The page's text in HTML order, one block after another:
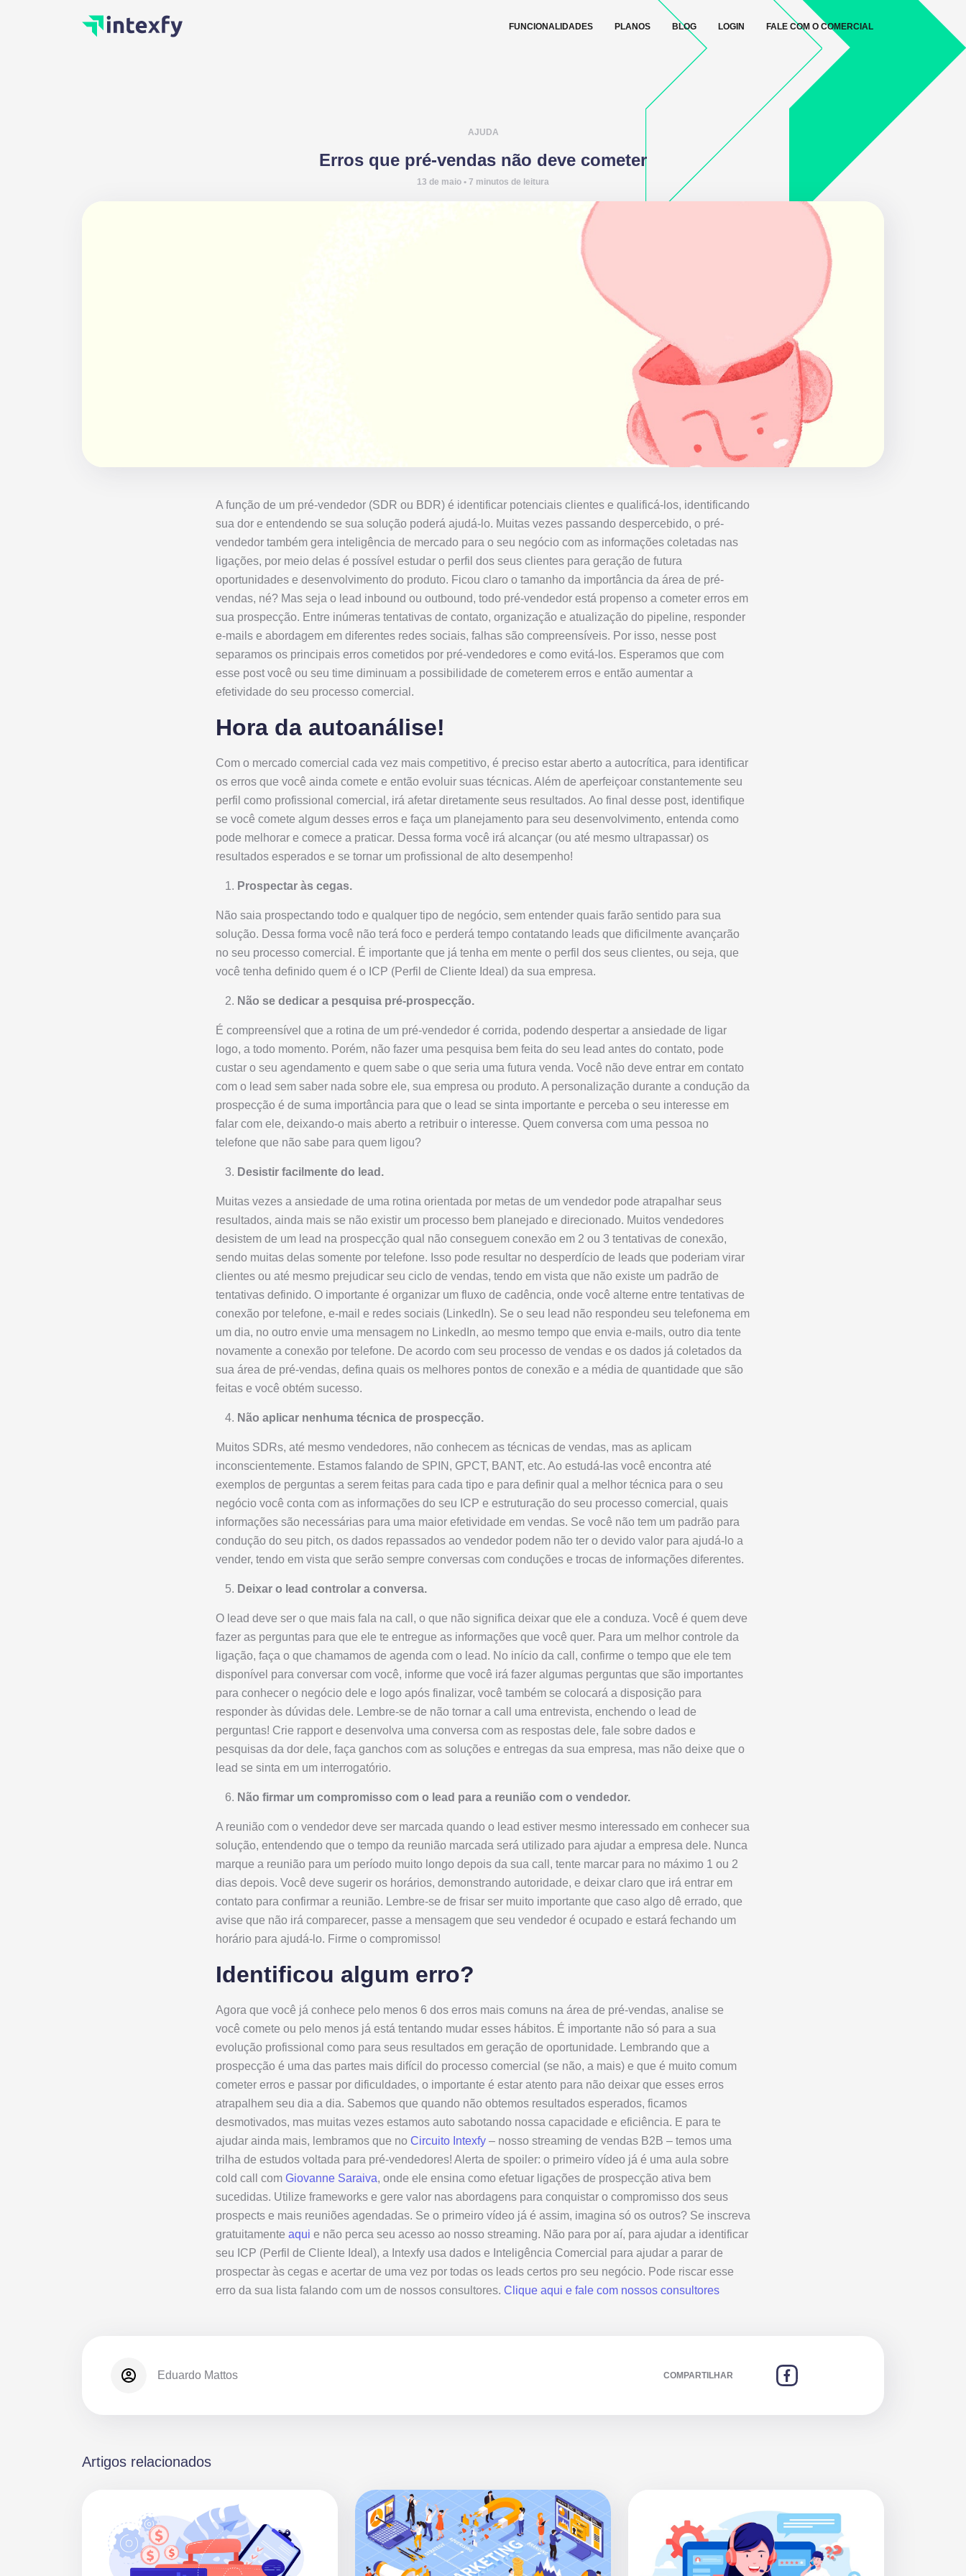
FUNCIONALIDADES PLANOS BLOG LOGIN FALE COM O COMERCIAL
AJUDA
Erros que pré-vendas não deve cometer
13 de maio • 7 minutos de leitura
A função de um pré-vendedor (SDR ou BDR) é identificar potenciais clientes e qualificá-los, identificando
sua dor e entendendo se sua solução poderá ajudá-lo. Muitas vezes passando despercebido, o pré-
vendedor também gera inteligência de mercado para o seu negócio com as informações coletadas nas
ligações, por meio delas é possível estudar o perfil dos seus clientes para geração de futura
oportunidades e desenvolvimento do produto. Ficou claro o tamanho da importância da área de pré-
vendas, né? Mas seja o lead inbound ou outbound, todo pré-vendedor está propenso a cometer erros em
sua prospecção. Entre inúmeras tentativas de contato, organização e atualização do pipeline, responder
e-mails e abordagem em diferentes redes sociais, falhas são compreensíveis. Por isso, nesse post
separamos os principais erros cometidos por pré-vendedores e como evitá-los. Esperamos que com
esse post você ou seu time diminuam a possibilidade de cometerem erros e então aumentar a
efetividade do seu processo comercial.
Hora da autoanálise!
Com o mercado comercial cada vez mais competitivo, é preciso estar aberto a autocrítica, para identificar
os erros que você ainda comete e então evoluir suas técnicas. Além de aperfeiçoar constantemente seu
perfil como profissional comercial, irá afetar diretamente seus resultados. Ao final desse post, identifique
se você comete algum desses erros e faça um planejamento para seu desenvolvimento, entenda como
pode melhorar e comece a praticar. Dessa forma você irá alcançar (ou até mesmo ultrapassar) os
resultados esperados e se tornar um profissional de alto desempenho!
Prospectar às cegas.
Não saia prospectando todo e qualquer tipo de negócio, sem entender quais farão sentido para sua
solução. Dessa forma você não terá foco e perderá tempo contatando leads que dificilmente avançarão
no seu processo comercial. É importante que já tenha em mente o perfil dos seus clientes, ou seja, que
você tenha definido quem é o ICP (Perfil de Cliente Ideal) da sua empresa.
Não se dedicar a pesquisa pré-prospecção.
É compreensível que a rotina de um pré-vendedor é corrida, podendo despertar a ansiedade de ligar
logo, a todo momento. Porém, não fazer uma pesquisa bem feita do seu lead antes do contato, pode
custar o seu agendamento e quem sabe o que seria uma futura venda. Você não deve entrar em contato
com o lead sem saber nada sobre ele, sua empresa ou produto. A personalização durante a condução da
prospecção é de suma importância para que o lead se sinta importante e perceba o seu interesse em
falar com ele, deixando-o mais aberto a retribuir o interesse. Quem conversa com uma pessoa no
telefone que não sabe para quem ligou?
Desistir facilmente do lead.
Muitas vezes a ansiedade de uma rotina orientada por metas de um vendedor pode atrapalhar seus
resultados, ainda mais se não existir um processo bem planejado e direcionado. Muitos vendedores
desistem de um lead na prospecção qual não conseguem conexão em 2 ou 3 tentativas de conexão,
sendo muitas delas somente por telefone. Isso pode resultar no desperdício de leads que poderiam virar
clientes ou até mesmo prejudicar seu ciclo de vendas, tendo em vista que não existe um padrão de
tentativas definido. O importante é organizar um fluxo de cadência, onde você alterne entre tentativas de
conexão por telefone, e-mail e redes sociais (LinkedIn). Se o seu lead não respondeu seu telefonema em
um dia, no outro envie uma mensagem no LinkedIn, ao mesmo tempo que envia e-mails, outro dia tente
novamente a conexão por telefone. De acordo com seu processo de vendas e os dados já coletados da
sua área de pré-vendas, defina quais os melhores pontos de conexão e a média de quantidade que são
feitas e você obtém sucesso.
Não aplicar nenhuma técnica de prospecção.
Muitos SDRs, até mesmo vendedores, não conhecem as técnicas de vendas, mas as aplicam
inconscientemente. Estamos falando de SPIN, GPCT, BANT, etc. Ao estudá-las você encontra até
exemplos de perguntas a serem feitas para cada tipo e para definir qual a melhor técnica para o seu
negócio você conta com as informações do seu ICP e estruturação do seu processo comercial, quais
informações são necessárias para uma maior efetividade em vendas. Se você não tem um padrão para
condução do seu pitch, os dados repassados ao vendedor podem não ter o devido valor para ajudá-lo a
vender, tendo em vista que serão sempre conversas com conduções e trocas de informações diferentes.
Deixar o lead controlar a conversa.
O lead deve ser o que mais fala na call, o que não significa deixar que ele a conduza. Você é quem deve
fazer as perguntas para que ele te entregue as informações que você quer. Para um melhor controle da
ligação, faça o que chamamos de agenda com o lead. No início da call, confirme o tempo que ele tem
disponível para conversar com você, informe que você irá fazer algumas perguntas que são importantes
para conhecer o negócio dele e logo após finalizar, você também se colocará a disposição para
responder às dúvidas dele. Lembre-se de não tornar a call uma entrevista, enchendo o lead de
perguntas! Crie rapport e desenvolva uma conversa com as respostas dele, fale sobre dados e
pesquisas da dor dele, faça ganchos com as soluções e entregas da sua empresa, mas não deixe que o
lead se sinta em um interrogatório.
Não firmar um compromisso com o lead para a reunião com o vendedor.
A reunião com o vendedor deve ser marcada quando o lead estiver mesmo interessado em conhecer sua
solução, entendendo que o tempo da reunião marcada será utilizado para ajudar a empresa dele. Nunca
marque a reunião para um período muito longo depois da sua call, tente marcar para no máximo 1 ou 2
dias depois. Você deve sugerir os horários, demonstrando autoridade, e deixar claro que irá entrar em
contato para confirmar a reunião. Lembre-se de frisar ser muito importante que caso algo dê errado, que
avise que não irá comparecer, passe a mensagem que seu vendedor é ocupado e estará fechando um
horário para ajudá-lo. Firme o compromisso!
Identificou algum erro?
Agora que você já conhece pelo menos 6 dos erros mais comuns na área de pré-vendas, analise se
você comete ou pelo menos já está tentando mudar esses hábitos. É importante não só para a sua
evolução profissional como para seus resultados em geração de oportunidade. Lembrando que a
prospecção é uma das partes mais difícil do processo comercial (se não, a mais) e que é muito comum
cometer erros e passar por dificuldades, o importante é estar atento para não deixar que esses erros
atrapalhem seu dia a dia. Sabemos que quando não obtemos resultados esperados, ficamos
desmotivados, mas muitas vezes estamos auto sabotando nossa capacidade e eficiência. E para te
ajudar ainda mais, lembramos que no Circuito Intexfy – nosso streaming de vendas B2B – temos uma
trilha de estudos voltada para pré-vendedores! Alerta de spoiler: o primeiro vídeo já é uma aula sobre
cold call com Giovanne Saraiva, onde ele ensina como efetuar ligações de prospecção ativa bem
sucedidas. Utilize frameworks e gere valor nas abordagens para conquistar o compromisso dos seus
prospects e mais reuniões agendadas. Se o primeiro vídeo já é assim, imagina só os outros? Se inscreva
gratuitamente aqui e não perca seu acesso ao nosso streaming. Não para por aí, para ajudar a identificar
seu ICP (Perfil de Cliente Ideal), a Intexfy usa dados e Inteligência Comercial para ajudar a parar de
prospectar às cegas e acertar de uma vez por todas os leads certos pro seu negócio. Pode riscar esse
erro da sua lista falando com um de nossos consultores. Clique aqui e fale com nossos consultores
Eduardo Mattos COMPARTILHAR
Artigos relacionados